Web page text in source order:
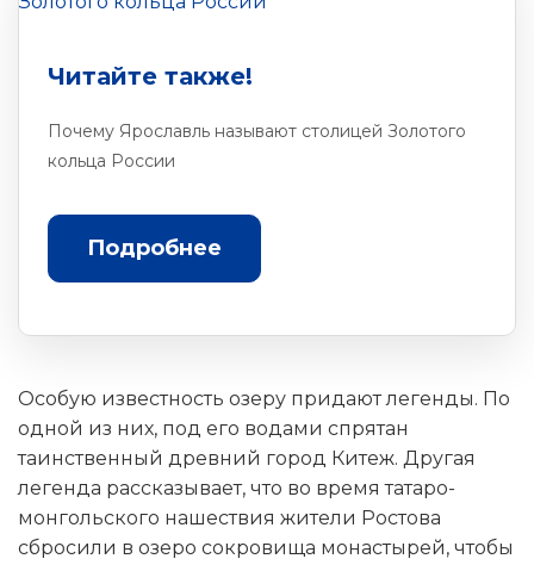
Читайте также!
Почему Ярославль называют столицей Золотого
кольца России
Подробнее
Особую известность озеру придают легенды. По
одной из них, под его водами спрятан
таинственный древний город Китеж. Другая
легенда рассказывает, что во время татаро-
монгольского нашествия жители Ростова
сбросили в озеро сокровища монастырей, чтобы